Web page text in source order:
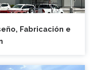
Fabricación e